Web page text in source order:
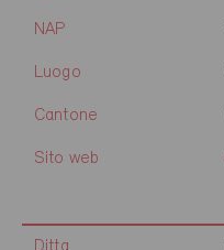
NAP
Luogo
Cantone
Sito web